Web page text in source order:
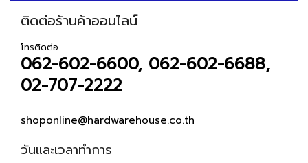
ติดต่อร้านค้าออนไลน์
โทรติดต่อ
062-602-6600, 062-602-6688,
02-707-2222
shoponline@hardwarehouse.co.th
วันและเวลาทำการ